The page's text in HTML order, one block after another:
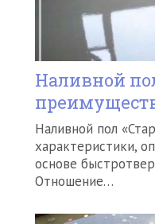
Наливной
Наливной пол
характеристики,
основе
Отношение…